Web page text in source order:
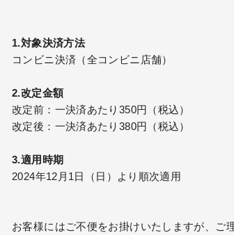
1.対象決済方法
コンビニ決済（全コンビニ店舗）
2.改定金額
改定前：一決済あたり350円（税込）
改定後：一決済あたり380円（税込）
3.適用時期
2024年12月1日（日）より順次適用
お客様にはご不便をお掛けいたしますが、ご